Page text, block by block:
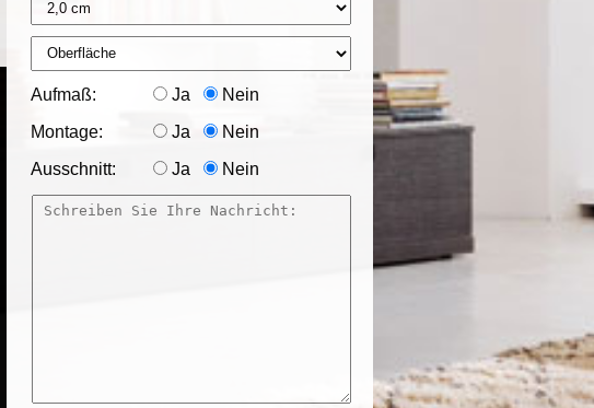
Aufmaß: Ja Nein
Montage: Ja Nein
Ausschnitt: Ja Nein